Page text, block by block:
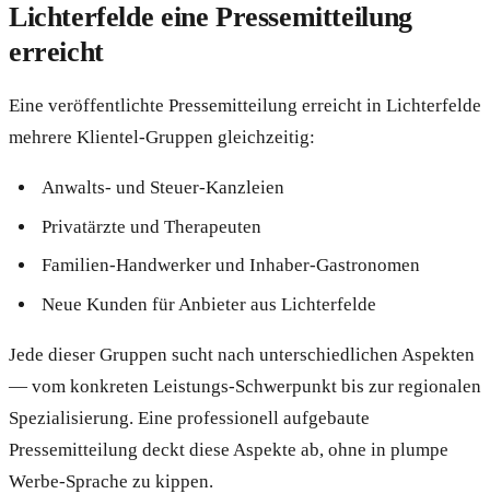
Lichterfelde eine Pressemitteilung
erreicht
Eine veröffentlichte Pressemitteilung erreicht in Lichterfelde
mehrere Klientel-Gruppen gleichzeitig:
Anwalts- und Steuer-Kanzleien
Privatärzte und Therapeuten
Familien-Handwerker und Inhaber-Gastronomen
Neue Kunden für Anbieter aus Lichterfelde
Jede dieser Gruppen sucht nach unterschiedlichen Aspekten
— vom konkreten Leistungs-Schwerpunkt bis zur regionalen
Spezialisierung. Eine professionell aufgebaute
Pressemitteilung deckt diese Aspekte ab, ohne in plumpe
Werbe-Sprache zu kippen.